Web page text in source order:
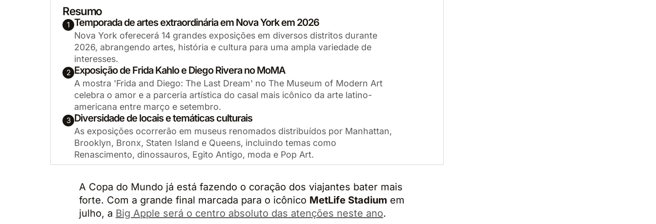
Resumo
1 Temporada de artes extraordinária em Nova York em 2026
Nova York oferecerá 14 grandes exposições em diversos distritos durante
2026, abrangendo artes, história e cultura para uma ampla variedade de
interesses.
2 Exposição de Frida Kahlo e Diego Rivera no MoMA
A mostra 'Frida and Diego: The Last Dream' no The Museum of Modern Art
celebra o amor e a parceria artística do casal mais icônico da arte latino-
americana entre março e setembro.
3 Diversidade de locais e temáticas culturais
As exposições ocorrerão em museus renomados distribuídos por Manhattan,
Brooklyn, Bronx, Staten Island e Queens, incluindo temas como
Renascimento, dinossauros, Egito Antigo, moda e Pop Art.
A Copa do Mundo já está fazendo o coração dos viajantes bater mais
forte. Com a grande final marcada para o icônico MetLife Stadium em
julho, a Big Apple será o centro absoluto das atenções neste ano.